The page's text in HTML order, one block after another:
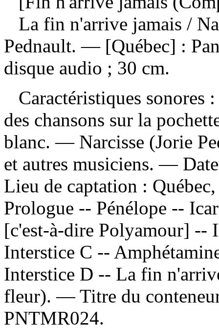
La fin n'arrive jamais /
Pednault. — [Québec] :
disque audio ; 30 cm.
Caractéristiques sonores
des chansons sur la
blanc. — Narcisse (Jorie
et autres musiciens. —
Lieu de captation :
Prologue -- Pénélope --
[c'est-à-dire Polyamour] --
Interstice C --
Interstice D -- La fin
fleur). — Titre du
PNTMR024.